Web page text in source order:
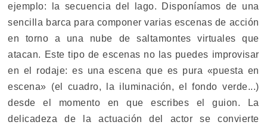
ejemplo: la secuencia del lago. Disponíamos de una
sencilla barca para componer varias escenas de acción
en torno a una nube de saltamontes virtuales que
atacan. Este tipo de escenas no las puedes improvisar
en el rodaje: es una escena que es pura «puesta en
escena» (el cuadro, la iluminación, el fondo verde...)
desde el momento en que escribes el guion. La
delicadeza de la actuación del actor se convierte